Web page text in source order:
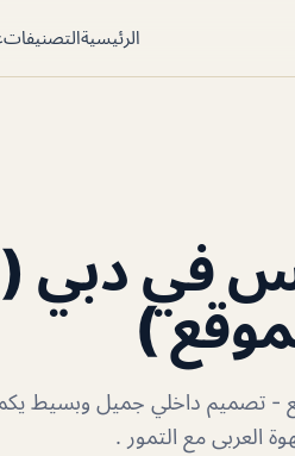
الرئيسيةالتصنيفات
في دبي
)
داخلي جميل وبسيط يكمل
العربى مع التمور .